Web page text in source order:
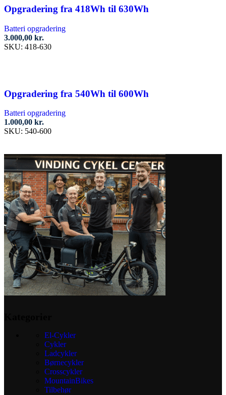
Opgradering fra 418Wh til 630Wh
Batteri opgradering
3.000,00 kr.
SKU: 418-630
Opgradering fra 540Wh til 600Wh
Batteri opgradering
1.000,00 kr.
SKU: 540-600
El-Cykler
Cykler
Ladcykler
Børnecykler
Crosscykler
MountainBikes
Tilbehør